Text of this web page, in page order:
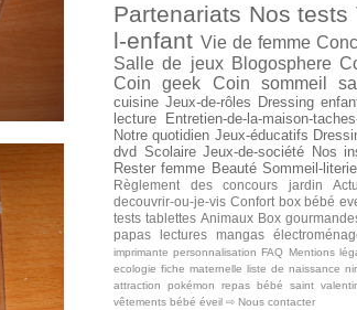
Partenariats Nos tests
l-enfant Vie de femme
Salle de jeux Blogosphere
Coin geek
Coin sommeil
cuisine Jeux-de-rôles Dressing
lecture
Entretien-de-la-maison-
Notre quotidien Jeux-éducatifs
dvd Scolaire Jeux-de-société Nos
Rester femme Beauté Sommeil-literie
Règlement des concours
jardin
decouvrir-ou-je-vis Confort box bébé
tests tablettes Animaux Box
papas
lectures mangas
imprimante personnalisation FAQ Mentions
ecologie fiche maternelle liste de naissance
attraction
pokémon repas bébé saint
vêtements bébé éveil ⇨ Nous contacter